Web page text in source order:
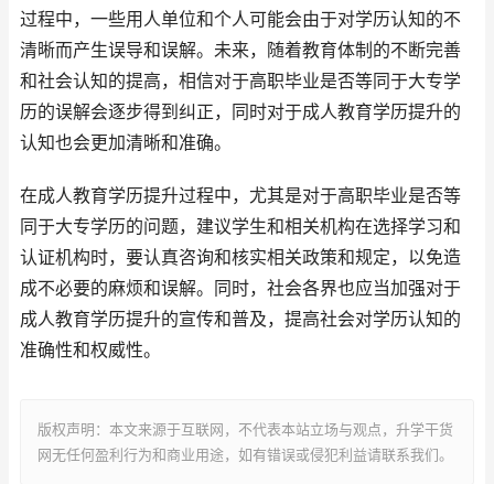
过程中，一些用人单位和个人可能会由于对学历认知的不
清晰而产生误导和误解。未来，随着教育体制的不断完善
和社会认知的提高，相信对于高职毕业是否等同于大专学
历的误解会逐步得到纠正，同时对于成人教育学历提升的
认知也会更加清晰和准确。
在成人教育学历提升过程中，尤其是对于高职毕业是否等
同于大专学历的问题，建议学生和相关机构在选择学习和
认证机构时，要认真咨询和核实相关政策和规定，以免造
成不必要的麻烦和误解。同时，社会各界也应当加强对于
成人教育学历提升的宣传和普及，提高社会对学历认知的
准确性和权威性。
版权声明：本文来源于互联网，不代表本站立场与观点，升学干货
网无任何盈利行为和商业用途，如有错误或侵犯利益请联系我们。